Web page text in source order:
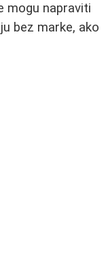
mogu napraviti
bez marke, ako